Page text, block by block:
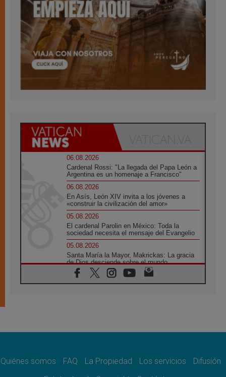
06.08.2026
Cardenal Rossi: "La llegada del Papa León a
Argentina es un homenaje a Francisco"
06.08.2026
En Asís, León XIV invita a los jóvenes a
«construir la civilización del amor»
05.08.2026
El cardenal Parolin en México: Toda la
sociedad necesita el mensaje del Evangelio
05.08.2026
Santa María la Mayor, Makrickas: La gracia
de Dios desciende sobre el mundo
05.08.2026
Cristianos y confucianos: Respeto y
dolor, una Iglesia que no se rinde"
Quiénes somos FAQ La Propiedad Los servicios
Difusión